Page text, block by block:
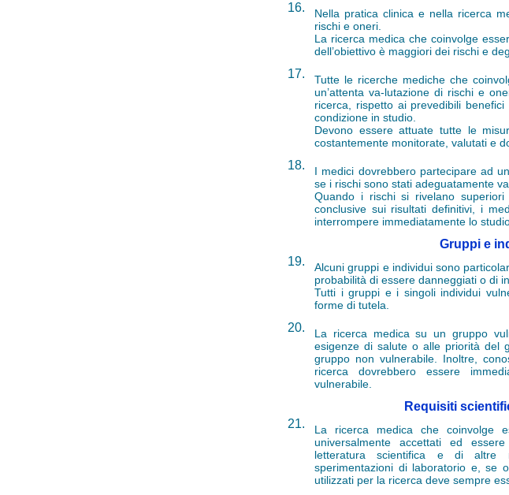
16.
Nella pratica clinica e nella ricerca
rischi e oneri.
La ricerca medica che coinvolge
dell’obiettivo è maggiori dei rischi e
17.
Tutte le ricerche mediche che
un’attenta va-lutazione di rischi e
ricerca, rispetto ai prevedibili
condizione in studio.
Devono essere attuate tutte le
costantemente monitorate, valutati e
18.
I medici dovrebbero partecipare ad
se i rischi sono stati adeguatamente
Quando i rischi si rivelano
conclusive sui risultati definitivi, i
interrompere immediatamente lo
Gruppi e
19.
Alcuni gruppi e individui sono
probabilità di essere danneggiati o di
Tutti i gruppi e i singoli individui
forme di tutela.
20.
La ricerca medica su un gruppo
esigenze di salute o alle priorità del
gruppo non vulnerabile. Inoltre,
ricerca dovrebbero essere
vulnerabile.
Requisiti
21.
La ricerca medica che coinvolge
universalmente accettati ed
letteratura scientifica e di altre
sperimentazioni di laboratorio e, se
utilizzati per la ricerca deve sempre